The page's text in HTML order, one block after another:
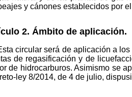
y cánones establecidos por
2. Ámbito de aplicación.
circular será de aplicación a
de regasificación y de
de hidrocarburos. Asimismo se
ley 8/2014, de 4 de julio,